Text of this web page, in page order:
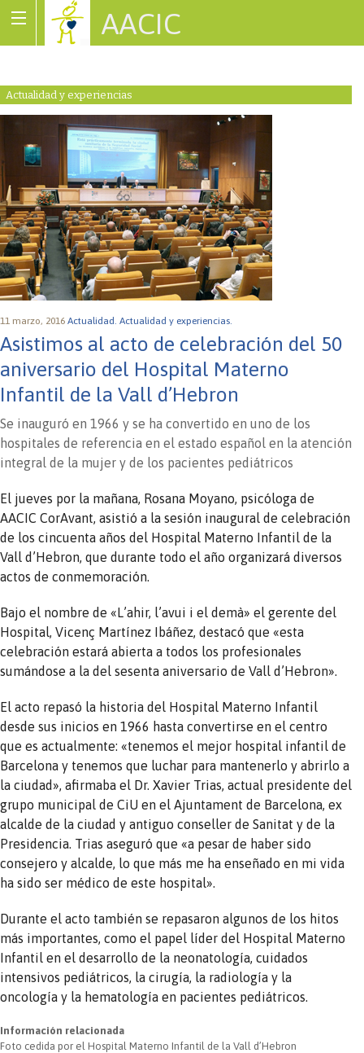
AACIC
Actualidad y experiencias
11 marzo, 2016 Actualidad. Actualidad y experiencias.
Asistimos al acto de celebración del 50
aniversario del Hospital Materno
Infantil de la Vall d’Hebron
Se inauguró en 1966 y se ha convertido en uno de los
hospitales de referencia en el estado español en la atención
integral de la mujer y de los pacientes pediátricos
El jueves por la mañana, Rosana Moyano, psicóloga de
AACIC CorAvant, asistió a la sesión inaugural de celebración
de los cincuenta años del Hospital Materno Infantil de la
Vall d’Hebron, que durante todo el año organizará diversos
actos de conmemoración.
Bajo el nombre de «L’ahir, l’avui i el demà» el gerente del
Hospital, Vicenç Martínez Ibáñez, destacó que «esta
celebración estará abierta a todos los profesionales
sumándose a la del sesenta aniversario de Vall d’Hebron».
El acto repasó la historia del Hospital Materno Infantil
desde sus inicios en 1966 hasta convertirse en el centro
que es actualmente: «tenemos el mejor hospital infantil de
Barcelona y tenemos que luchar para mantenerlo y abrirlo a
la ciudad», afirmaba el Dr. Xavier Trias, actual presidente del
grupo municipal de CiU en el Ajuntament de Barcelona, ​​ex
alcalde de la ciudad y antiguo conseller de Sanitat y de la
Presidencia. Trias aseguró que «a pesar de haber sido
consejero y alcalde, lo que más me ha enseñado en mi vida
ha sido ser médico de este hospital».
Durante el acto también se repasaron algunos de los hitos
más importantes, como el papel líder del Hospital Materno
Infantil en el desarrollo de la neonatología, cuidados
intensivos pediátricos, la cirugía, la radiología y la
oncología y la hematología en pacientes pediátricos.
Información relacionada
Foto cedida por el Hospital Materno Infantil de la Vall d’Hebron